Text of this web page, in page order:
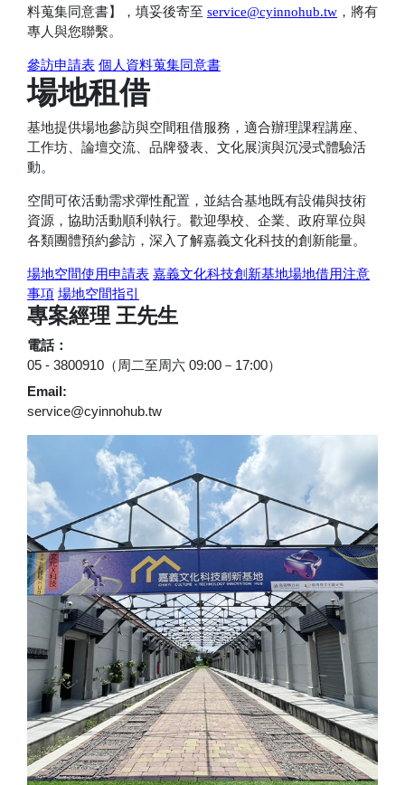
料蒐集同意書】，填妥後寄至 service@cyinnohub.tw ，將有
專人與您聯繫。
參訪申請表 個人資料蒐集同意書
場地租借
基地提供場地參訪與空間租借服務，適合辦理課程講座、
工作坊、論壇交流、品牌發表、文化展演與沉浸式體驗活
動。
空間可依活動需求彈性配置，並結合基地既有設備與技術
資源，協助活動順利執行。歡迎學校、企業、政府單位與
各類團體預約參訪，深入了解嘉義文化科技的創新能量。
場地空間使用申請表 嘉義文化科技創新基地場地借用注意
事項 場地空間指引
專案經理 王先生
電話：
05 - 3800910（周二至周六 09:00－17:00）
Email:
service@cyinnohub.tw